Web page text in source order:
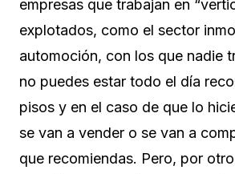
empresas que trabajan en
explotados, como el sector
automoción, con los que nadie
no puedes estar todo el día
pisos y en el caso de que lo
se van a vender o se van a
que recomiendas. Pero, por